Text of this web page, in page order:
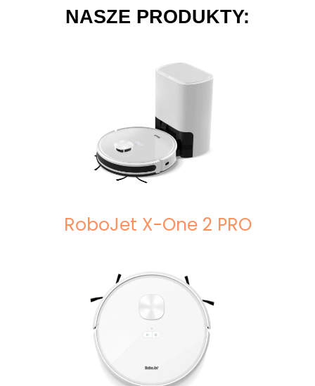
NASZE PRODUKTY:
RoboJet X-One 2 PRO